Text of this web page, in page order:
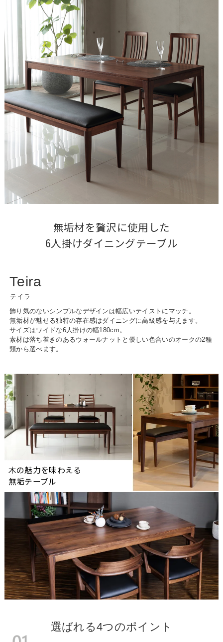
無垢材を贅沢に使用した
6人掛けダイニングテーブル
Teira
テイラ
飾り気のないシンプルなデザインは幅広いテイストにマッチ。
無垢材が魅せる独特の存在感はダイニングに高級感を与えます。
サイズはワイドな6人掛けの幅180cm。
素材は落ち着きのあるウォールナットと優しい色合いのオークの2種
類から選べます。
木の魅力を味わえる
無垢テーブル
選ばれる4つのポイント